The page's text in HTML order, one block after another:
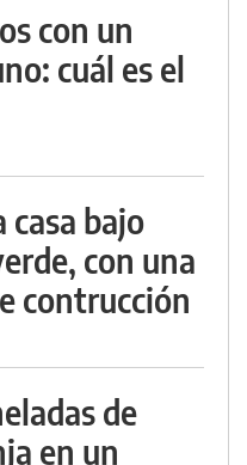
con un
cuál es el
casa bajo
con una
contrucción
de
en un